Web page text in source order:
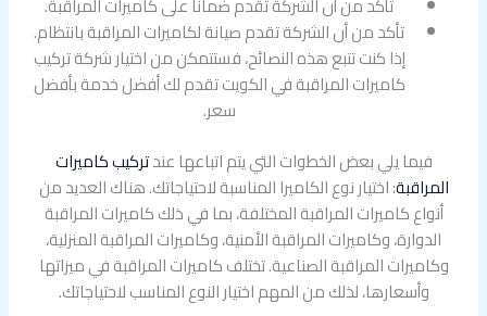
تأكد من أن الشركة تقدم صيانة لكاميرات المراقبة بانتظام.
إذا كنت تتبع هذه النصائح، فستتمكن من اختيار شركة تركيب
كاميرات المراقبة في الكويت تقدم لك أفضل خدمة بأفضل
سعر.
فيما يلي بعض الخطوات التي يتم اتباعها عندتركيب كاميرات
المراقبة: اختيار نوع الكاميرا المناسبة لاحتياجاتك. هناك العديد من
أنواع كاميرات المراقبة المختلفة، بما في ذلك كاميرات المراقبة
الدوارة، وكاميرات المراقبة الأمنية، وكاميرات المراقبة المنزلية،
وكاميرات المراقبة الصناعية. تختلف كاميرات المراقبة في ميزاتها
وأسعارها، لذلك من المهم اختيار النوع المناسب لاحتياجاتك.